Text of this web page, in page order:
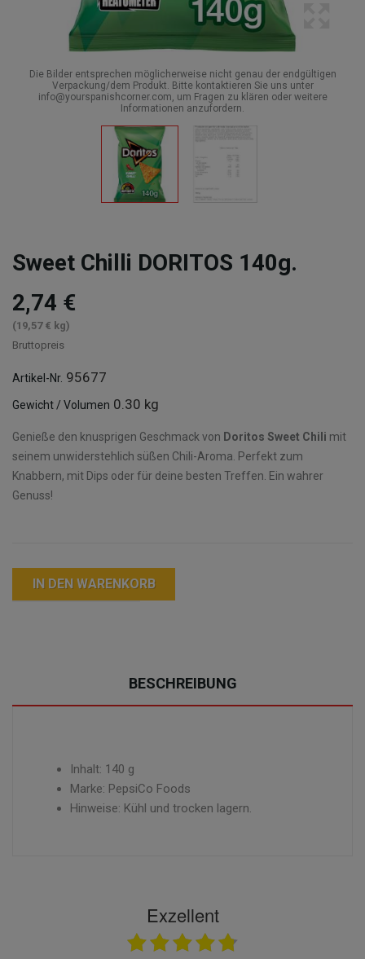
Die Bilder entsprechen möglicherweise nicht genau der endgültigen
Verpackung/dem Produkt. Bitte kontaktieren Sie uns unter
info@yourspanishcorner.com, um Fragen zu klären oder weitere
Informationen anzufordern.
Sweet Chilli DORITOS 140g.
2,74 €
(19,57 € kg)
Bruttopreis
Artikel-Nr. 95677
Gewicht / Volumen 0.30 kg
Genieße den knusprigen Geschmack von Doritos Sweet Chili mit
seinem unwiderstehlich süßen Chili-Aroma. Perfekt zum
Knabbern, mit Dips oder für deine besten Treffen. Ein wahrer
Genuss!
IN DEN WARENKORB
BESCHREIBUNG
Inhalt: 140 g
Marke: PepsiCo Foods
Hinweise: Kühl und trocken lagern.
Exzellent